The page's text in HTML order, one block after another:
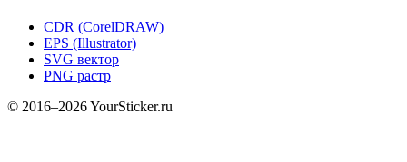
CDR (CorelDRAW)
EPS (Illustrator)
SVG вектор
PNG растр
© 2016–2026 YourSticker.ru